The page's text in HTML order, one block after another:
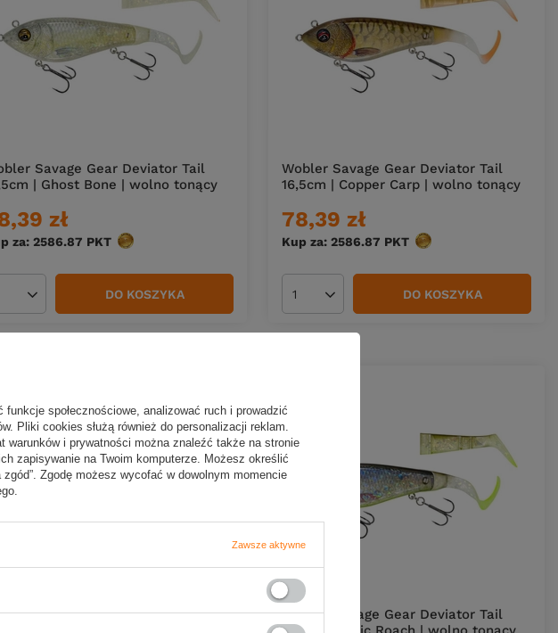
Savage Gear Deviator Tail
| Ghost Bone | wolno tonący
zł
za: 2586.87 PKT punktów
produktów DO KOSZYKA
Wobler Savage Gear Deviator Tail
16,5cm | Copper Carp | wolno tonący
78,39 zł
Kup za: 2586.87 PKT punktów
Ilość produktów DO KOSZYKA
Savage Gear Deviator Tail
Wobler Savage Gear Deviator Tail
społecznościowe, analizować ruch i prowadzić
Pliki cookies służą również do personalizacji reklam.
warunków i prywatności można znaleźć także na stronie
zapisywanie na Twoim komputerze. Możesz określić
Zgodę możesz wycofać w dowolnym momencie
Zawsze aktywne